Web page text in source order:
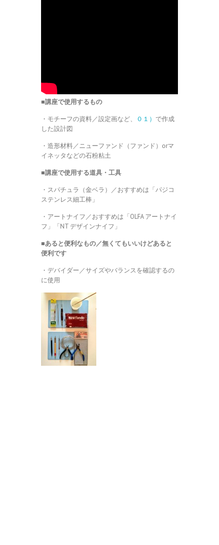
■講座で使用するもの
・モチーフの資料／設定画など、 ０１） で作成
した設計図
・造形材料／ニューファンド（ファンド）orマ
イネッタなどの石粉粘土
■講座で使用する道具・工具
・スパチュラ（金ベラ）／おすすめは「パジコ
ステンレス細工棒」
・アートナイフ／おすすめは「OLFA アートナイ
フ」「NT デザインナイフ」
■あると便利なもの／無くてもいいけどあると
便利です
・デバイダー／サイズやバランスを確認するの
に使用